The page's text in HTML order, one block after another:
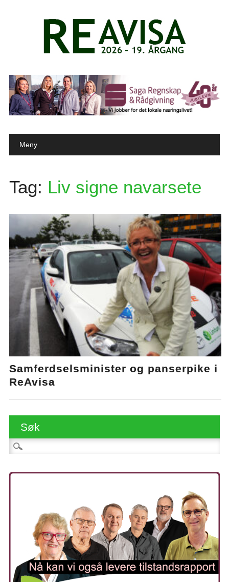
Main menu
Meny
Tag: Liv signe navarsete
Samferdselsminister og panserpike i
ReAvisa
Søk
Søk etter: